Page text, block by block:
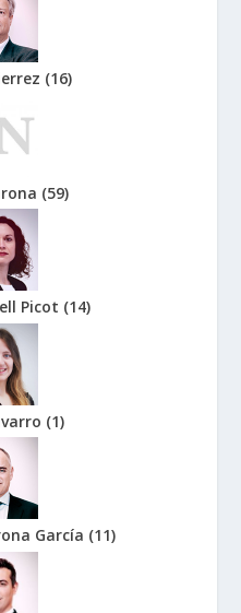
(16)
(59)
Picot (14)
(1)
García (11)